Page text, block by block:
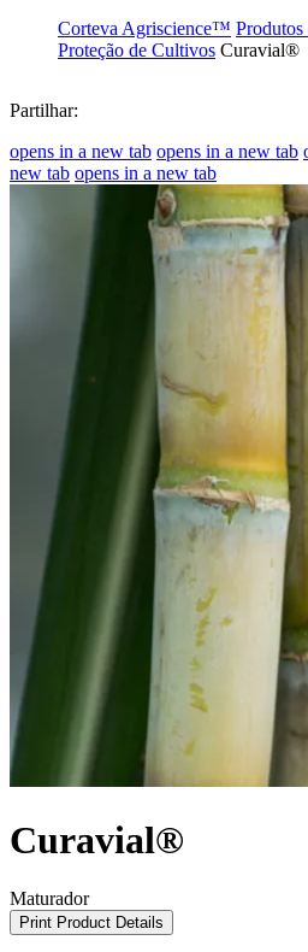
Corteva Agriscience™ Produtos
Proteção de Cultivos Curavial®
Partilhar:
opens in a new tab opens in a new tab
new tab opens in a new tab
Curavial®
Maturador
Print Product Details